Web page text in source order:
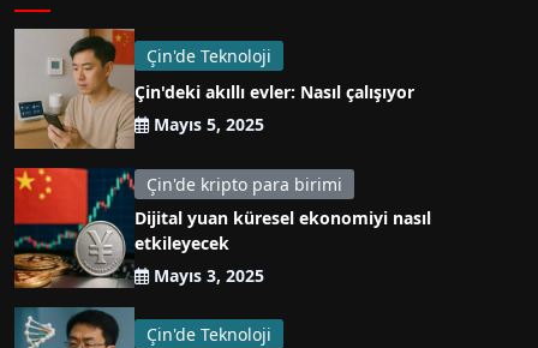
Çin'de Teknoloji
Çin'deki akıllı evler: Nasıl çalışıyor
Mayıs 5, 2025
Çin'de kripto para birimi
Dijital yuan küresel ekonomiyi nasıl
etkileyecek
Mayıs 3, 2025
Çin'de Teknoloji